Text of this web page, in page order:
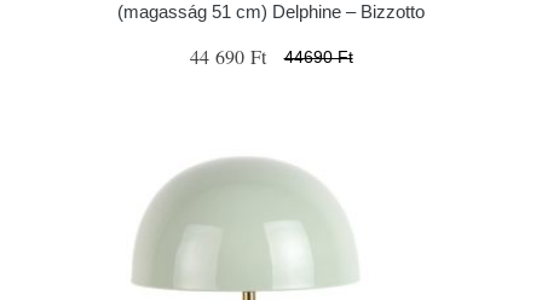
(magasság 51 cm) Delphine – Bizzotto
44 690 Ft 44690 Ft